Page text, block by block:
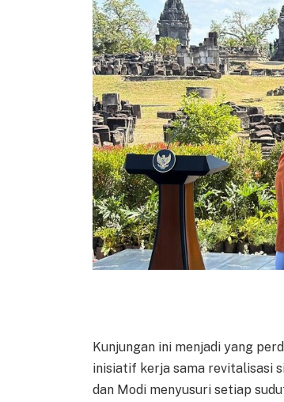
Kunjungan ini menjadi yang
inisiatif kerja sama revitalisasi
dan Modi menyusuri setiap